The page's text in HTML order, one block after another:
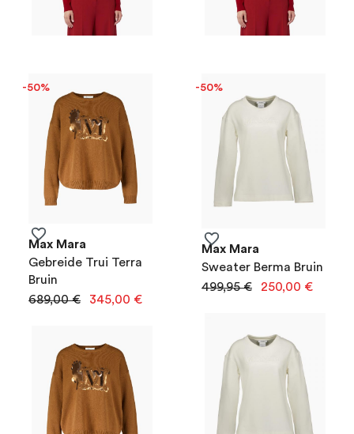
-50%
Max Mara
Gebreide Trui Terra
Bruin
689,00 €
345,00 €
-50%
Max Mara
Sweater Berma Bruin
499,95 €
250,00 €